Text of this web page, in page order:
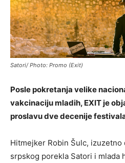
Satori/ Photo: Promo (Exit)
Posle pokretanja velike
vakcinaciju mladih, EXIT je
proslavu dve decenije
Hitmejker Robin Šulc,
srpskog porekla Satori i mlada